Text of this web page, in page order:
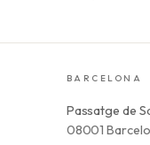
BARCELONA
Passatge de
08001